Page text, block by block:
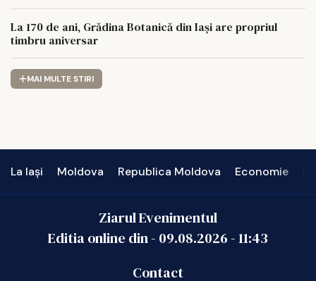
La 170 de ani, Grădina Botanică din Iași are propriul
timbru aniversar
MAI MULTE STIRI
La Iași Moldova Republica Moldova Economie
Ziarul Evenimentul
Editia online din - 09.08.2026-11:43
Contact